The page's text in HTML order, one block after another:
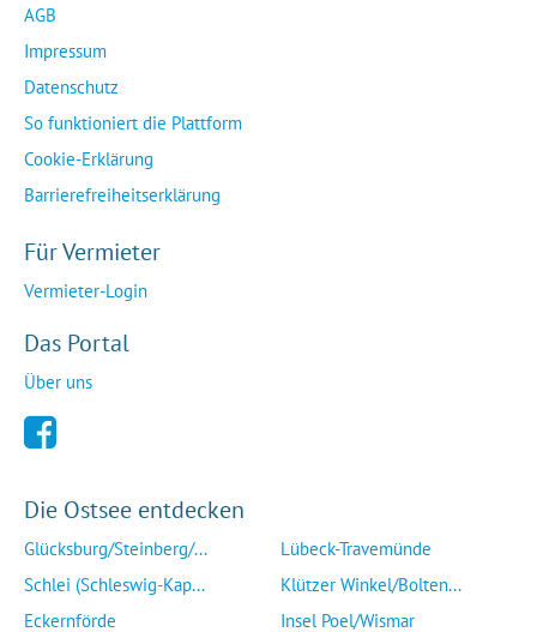
AGB
Impressum
Datenschutz
So funktioniert die Plattform
Cookie-Erklärung
Barrierefreiheitserklärung
Für Vermieter
Vermieter-Login
Das Portal
Über uns
Die Ostsee entdecken
Glücksburg/Steinberg/...
Schlei (Schleswig-Kap...
Eckernförde
Lübeck-Travemünde
Klützer Winkel/Bolten...
Insel Poel/Wismar